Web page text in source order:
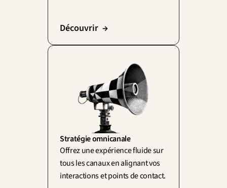
Découvrir  →
Stratégie omnicanale
Offrez une expérience fluide sur
tous les canaux en alignant vos
interactions et points de contact.